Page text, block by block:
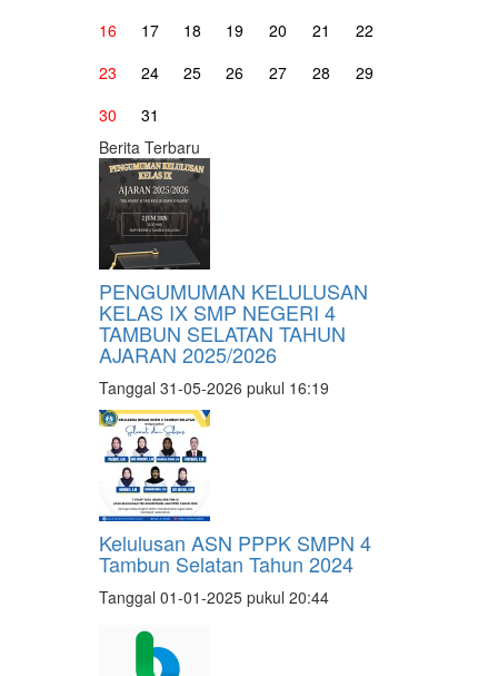
16
17 18 19 20 21
22
23
24 25 26 27 28
29
30
31
Berita Terbaru
PENGUMUMAN KELULUSAN
KELAS IX SMP NEGERI 4
TAMBUN SELATAN TAHUN
AJARAN 2025/2026
Tanggal 31-05-2026 pukul 16:19
Kelulusan ASN PPPK SMPN 4
Tambun Selatan Tahun 2024
Tanggal 01-01-2025 pukul 20:44